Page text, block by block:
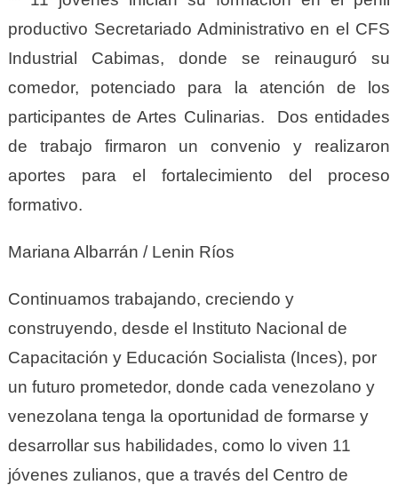
productivo Secretariado Administrativo en el CFS
Industrial Cabimas, donde se reinauguró su
comedor, potenciado para la atención de los
participantes de Artes Culinarias. Dos entidades
de trabajo firmaron un convenio y realizaron
aportes para el fortalecimiento del proceso
formativo.
Mariana Albarrán / Lenin Ríos
Continuamos trabajando, creciendo y
construyendo, desde el Instituto Nacional de
Capacitación y Educación Socialista (Inces), por
un futuro prometedor, donde cada venezolano y
venezolana tenga la oportunidad de formarse y
desarrollar sus habilidades, como lo viven 11
jóvenes zulianos, que a través del Centro de